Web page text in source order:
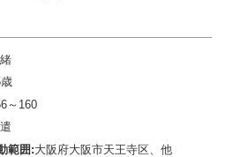
～160
範囲:大阪府大阪市天王寺区、他